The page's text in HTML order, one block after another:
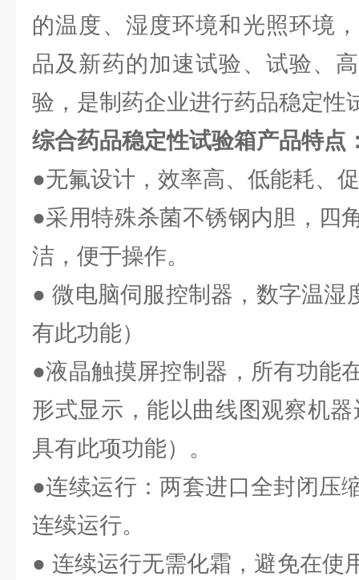
的温度、湿度环境和光照环境
品及新药的加速试验、试验、
验，是制药企业进行药品稳定性
综合药品稳定性试验箱产品特点
●无氟设计，效率高、低能耗、
●采用特殊杀菌不锈钢内胆，四
洁，便于操作。
● 微电脑伺服控制器，数字温湿
有此功能）
●液晶触摸屏控制器，所有功能
形式显示，能以曲线图观察机
具有此项功能）。
●连续运行：两套进口全封闭压
连续运行。
● 连续运行无需化霜，避免在使